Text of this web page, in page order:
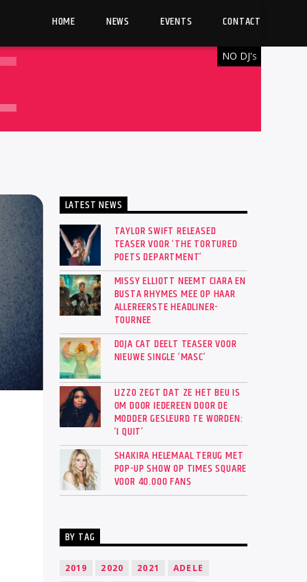
HOME NEWS EVENTS CONTACT
NO DJ'S
LATEST NEWS
TAYLOR SWIFT RELEASED
TEASER VOOR ‘THE TORTURED
POETS DEPARTMENT’
MISSY ELLIOTT NEEMT CIARA EN
BUSTA RHYMES MEE OP HAAR
ALLEREERSTE HEADLINER-
TOURNEE
DOJA CAT DEELT TEASER VOOR
NIEUWE SINGLE ‘MASC’
LIZZO ZEGT DAT ZE HET BEU IS
OM DOOR IEDEREEN DOOR DE
MODDER GESLEURD TE WORDEN:
‘I QUIT’
SHAKIRA HELEMAAL TERUG MET
POP-UP SHOW OP TIMES SQUARE
VOOR 40.000 FANS
BY TAG
2019 2020 2021
ADELE